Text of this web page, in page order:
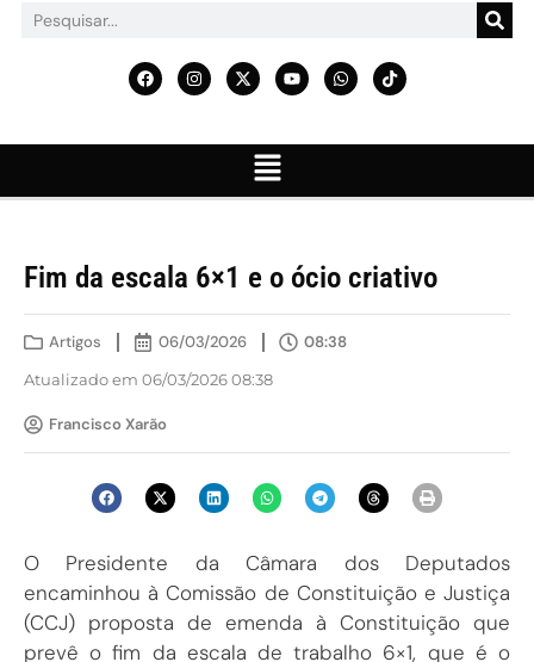
Fim da escala 6×1 e o ócio criativo
Artigos 06/03/2026 08:38
Atualizado em 06/03/2026 08:38
Francisco Xarão
O Presidente da Câmara dos Deputados
encaminhou à Comissão de Constituição e Justiça
(CCJ) proposta de emenda à Constituição que
prevê o fim da escala de trabalho 6×1, que é o